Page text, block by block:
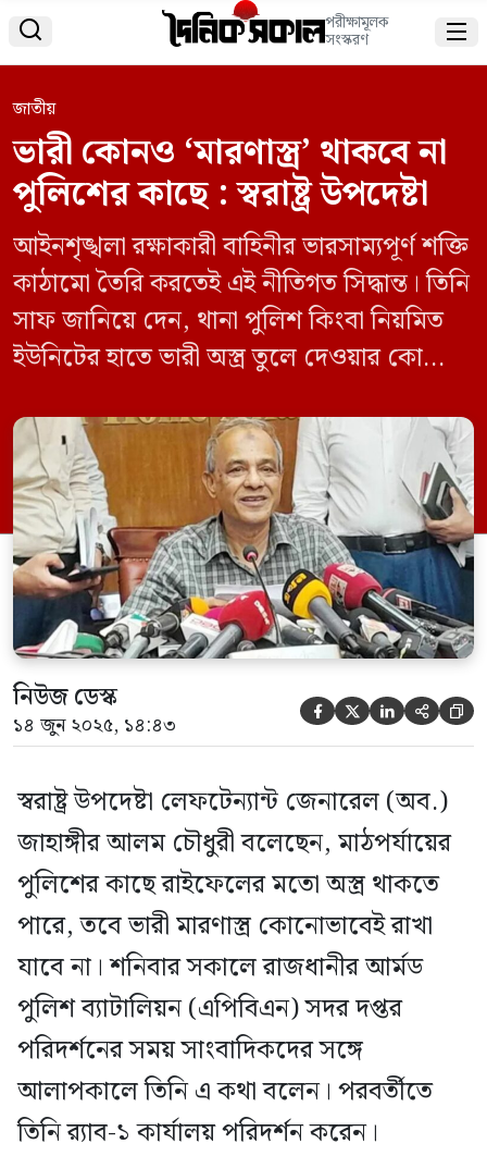
 পরীক্ষামূলক
সংস্করণ 
জাতীয়
ভারী কোনও ‘মারণাস্ত্র’ থাকবে না
পুলিশের কাছে : স্বরাষ্ট্র উপদেষ্টা
আইনশৃঙ্খলা রক্ষাকারী বাহিনীর ভারসাম্যপূর্ণ শক্তি
কাঠামো তৈরি করতেই এই নীতিগত সিদ্ধান্ত। তিনি
সাফ জানিয়ে দেন, থানা পুলিশ কিংবা নিয়মিত
ইউনিটের হাতে ভারী অস্ত্র তুলে দেওয়ার কোনো
ব্যাটালিয়ন যেহেতু একটি বিশেষায়িত বাহিনী,
তাদের ক্ষেত্রে স্বাভাবিকভাবেই কিছু বাড়তি
সক্ষমতা থাকবে এবং সেই অনুযায়ী কিছু ভারী অস্ত্র
বরাদ্দ দেওয়া হবে।
নিউজ ডেস্ক
১৪ জুন ২০২৫, ১৪:৪৩     
স্বরাষ্ট্র উপদেষ্টা লেফটেন্যান্ট জেনারেল (অব.)
জাহাঙ্গীর আলম চৌধুরী বলেছেন, মাঠপর্যায়ের
পুলিশের কাছে রাইফেলের মতো অস্ত্র থাকতে
পারে, তবে ভারী মারণাস্ত্র কোনোভাবেই রাখা
যাবে না। শনিবার সকালে রাজধানীর আর্মড
পুলিশ ব্যাটালিয়ন (এপিবিএন) সদর দপ্তর
পরিদর্শনের সময় সাংবাদিকদের সঙ্গে
আলাপকালে তিনি এ কথা বলেন। পরবর্তীতে
তিনি র‌্যাব-১ কার্যালয় পরিদর্শন করেন।